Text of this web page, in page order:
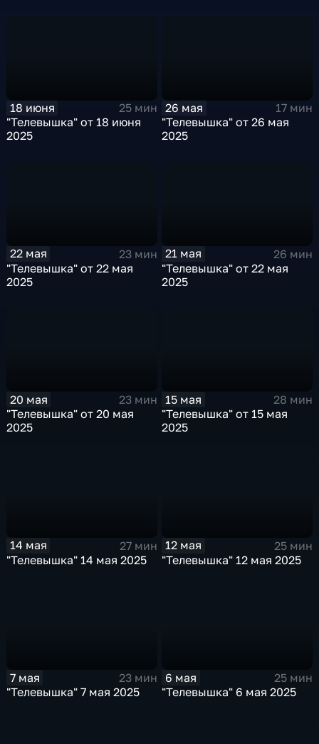
18 июня
25 мин
"Телевышка" от 18 июня
2025
26 мая
17 мин
"Телевышка" от 26 мая
2025
22 мая
23 мин
"Телевышка" от 22 мая
2025
21 мая
26 мин
"Телевышка" от 22 мая
2025
20 мая
23 мин
"Телевышка" от 20 мая
2025
15 мая
28 мин
"Телевышка" от 15 мая
2025
14 мая
27 мин
"Телевышка" 14 мая 2025
12 мая
25 мин
"Телевышка" 12 мая 2025
7 мая
23 мин
"Телевышка" 7 мая 2025
6 мая
25 мин
"Телевышка" 6 мая 2025